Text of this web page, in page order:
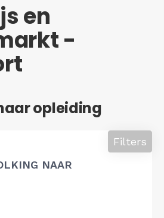
en
-
opleiding
NAAR
Filters